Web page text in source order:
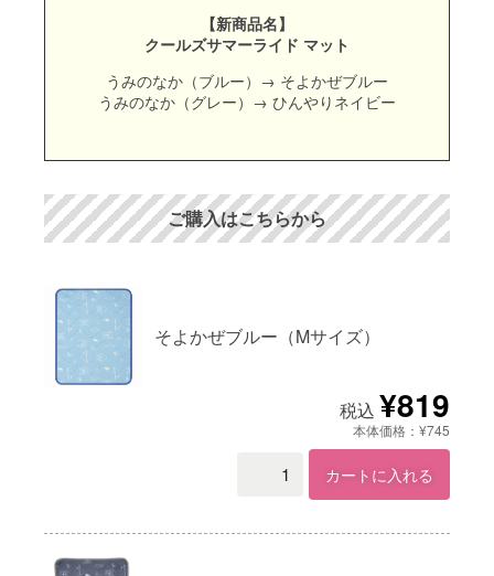
【新商品名】
クールズサマーライド マット
うみのなか（ブルー）→ そよかぜブルー
うみのなか（グレー）→ ひんやりネイビー
ご購入はこちらから
そよかぜブルー（Mサイズ）
税込 ¥819
本体価格：¥745
カートに入れる